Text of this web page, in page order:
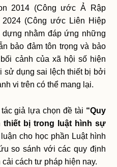
2014 (Công ước Ả Rập
2024 (Công ước Liên Hiệp
nhằm đáp ứng những
bảo đảm tôn trọng và bảo
cảnh của xã hội số hiện
sử dụng sai lệch thiết bị bởi
vi trên có thể mang lại.
giả lựa chọn đề tài “Quy
bị trong luật hình sự
cho học phần Luật hình
so sánh với các quy định
cách tư pháp hiện nay.